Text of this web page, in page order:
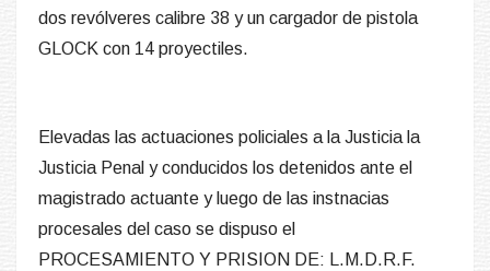
dos revólveres calibre 38 y un cargador de pistola
GLOCK con 14 proyectiles.
Elevadas las actuaciones policiales a la Justicia la
Justicia Penal y conducidos los detenidos ante el
magistrado actuante y luego de las instnacias
procesales del caso se dispuso el
PROCESAMIENTO Y PRISION DE: L.M.D.R.F.